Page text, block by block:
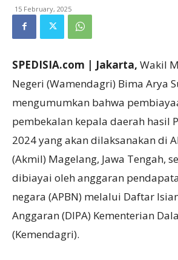
15 February, 2025
SPEDISIA.com | Jakarta, Wakil
Negeri (Wamendagri) Bima Arya
mengumumkan bahwa
pembekalan kepala daerah hasil
2024 yang akan dilaksanakan di
(Akmil) Magelang, Jawa Tengah,
dibiayai oleh anggaran
negara (APBN) melalui Daftar
Anggaran (DIPA) Kementerian
(Kemendagri).